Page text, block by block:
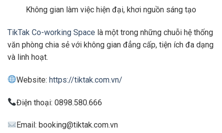
Không gian làm việc hiện đại, khơi nguồn sáng tạo
TikTak Co-working Space là một trong những chuỗi hệ thống
văn phòng chia sẻ với không gian đẳng cấp, tiện ích đa dạng
và linh hoạt.
Website:https://tiktak.com.vn/
Điện thoại: 0898.580.666
Email: booking@tiktak.com.vn